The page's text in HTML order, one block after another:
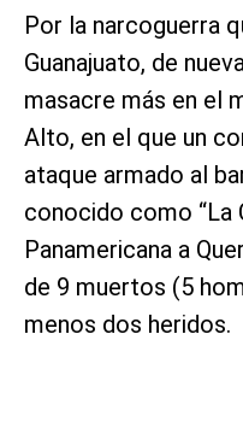
Por la narcoguerra
Guanajuato, de
masacre más en el
Alto, en el que un
ataque armado al
conocido como “La
Panamericana a
de 9 muertos (5
menos dos heridos.